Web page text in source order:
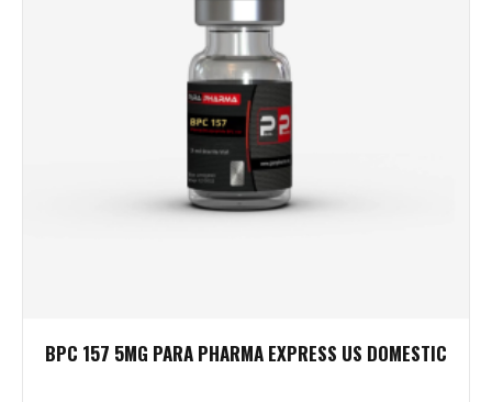
BPC 157 5MG PARA PHARMA EXPRESS US DOMESTIC